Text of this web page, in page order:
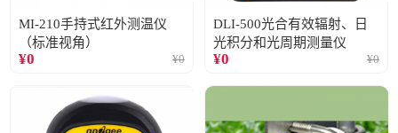
MI-210手持式红外测温仪
（标准视角）
¥0 ¥0
DLI-500光合有效辐射、日
光积分和光周期测量仪
¥0 ¥0